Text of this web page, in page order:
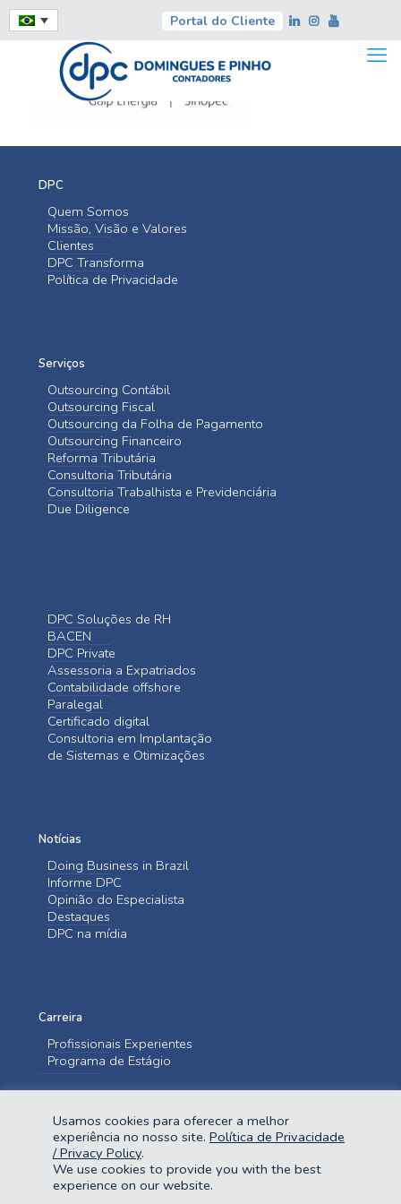
Portal do Cliente
DPC
Quem Somos
Missão, Visão e Valores
Clientes
DPC Transforma
Política de Privacidade
Serviços
Outsourcing Contábil
Outsourcing Fiscal
Outsourcing da Folha de Pagamento
Outsourcing Financeiro
Reforma Tributária
Consultoria Tributária
Consultoria Trabalhista e Previdenciária
Due Diligence
DPC Soluções de RH
BACEN
DPC Private
Assessoria a Expatriados
Contabilidade offshore
Paralegal
Certificado digital
Consultoria em Implantação
de Sistemas e Otimizações
Notícias
Doing Business in Brazil
Informe DPC
Opinião do Especialista
Destaques
DPC na mídia
Carreira
Profissionais Experientes
Programa de Estágio
Fale Conosco
Usamos cookies para oferecer a melhor
experiência no nosso site. Política de Privacidade
/ Privacy Policy.
We use cookies to provide you with the best
experience on our website.